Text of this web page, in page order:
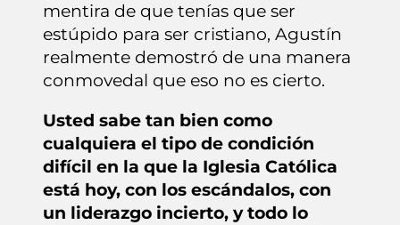
mentira de que tenías que ser
estúpido para ser cristiano, Agustín
realmente demostró de una manera
conmovedal que eso no es cierto.
Usted sabe tan bien como
cualquiera el tipo de condición
difícil en la que la Iglesia Católica
está hoy, con los escándalos, con
un liderazgo incierto, y todo lo